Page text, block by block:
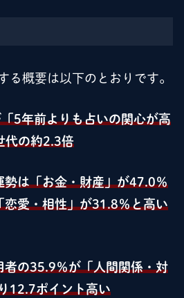
る概要は以下のとおりです。
5年前よりも占いの関心が高
代の約2.3倍
勢は「お金・財産」が47.0％
恋愛・相性」が31.8％と高い
者の35.9％が「人間関係・対
12.7ポイント高い